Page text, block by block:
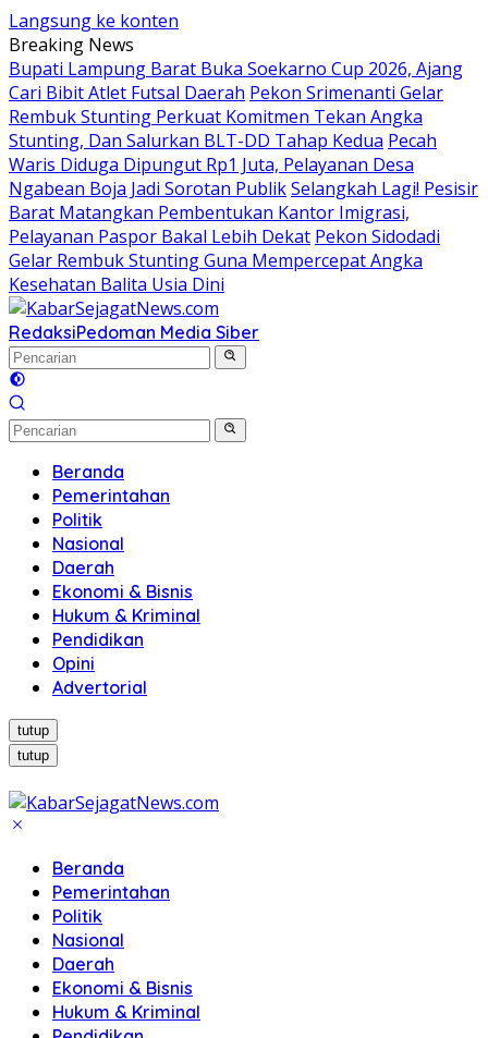
Langsung ke konten
Breaking News
Bupati Lampung Barat Buka Soekarno Cup 2026, Ajang
Cari Bibit Atlet Futsal Daerah Pekon Srimenanti Gelar
Rembuk Stunting Perkuat Komitmen Tekan Angka
Stunting, Dan Salurkan BLT-DD Tahap Kedua Pecah
Waris Diduga Dipungut Rp1 Juta, Pelayanan Desa
Ngabean Boja Jadi Sorotan PublikSelangkah Lagi! Pesisir
Barat Matangkan Pembentukan Kantor Imigrasi,
Pelayanan Paspor Bakal Lebih Dekat Pekon Sidodadi
Gelar Rembuk Stunting Guna Mempercepat Angka
Kesehatan Balita Usia Dini
RedaksiPedoman Media Siber
Beranda
Pemerintahan
Politik
Nasional
Daerah
Ekonomi & Bisnis
Hukum & Kriminal
Pendidikan
Opini
Advertorial
tutup
tutup
Beranda
Pemerintahan
Politik
Nasional
Daerah
Ekonomi & Bisnis
Hukum & Kriminal